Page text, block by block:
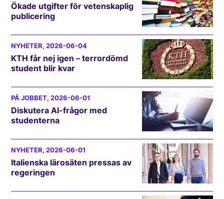
Ökade utgifter för vetenskaplig
publicering
NYHETER, 2026-06-04
KTH får nej igen – terrordömd
student blir kvar
PÅ JOBBET, 2026-06-01
Diskutera AI-frågor med
studenterna
NYHETER, 2026-06-01
Italienska lärosäten pressas av
regeringen